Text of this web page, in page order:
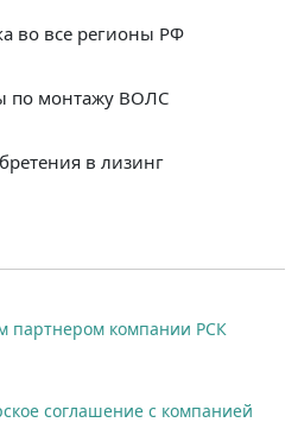
во все регионы РФ
по монтажу ВОЛС
в лизинг
партнером компании РСК
соглашение с компанией